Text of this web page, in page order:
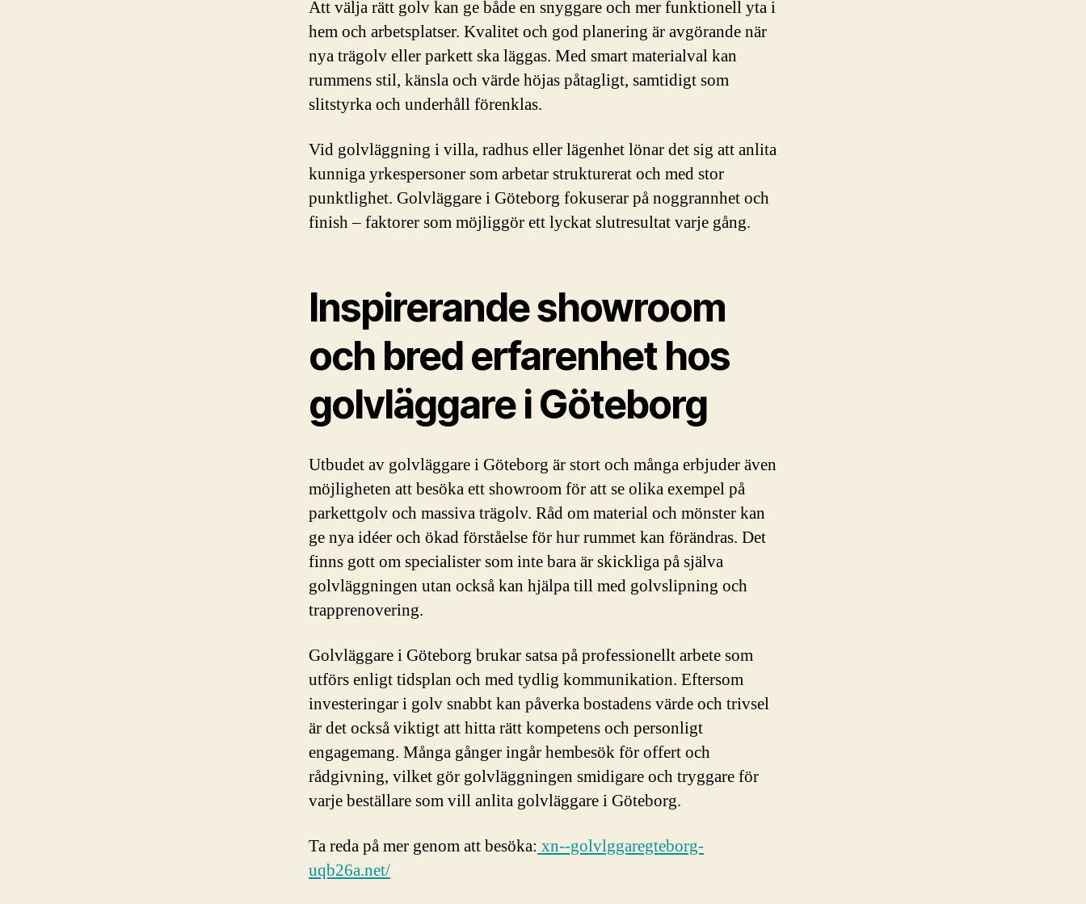
Att välja rätt golv kan ge både en snyggare och mer funktionell yta i
hem och arbetsplatser. Kvalitet och god planering är avgörande när
nya trägolv eller parkett ska läggas. Med smart materialval kan
rummens stil, känsla och värde höjas påtagligt, samtidigt som
slitstyrka och underhåll förenklas.
Vid golvläggning i villa, radhus eller lägenhet lönar det sig att anlita
kunniga yrkespersoner som arbetar strukturerat och med stor
punktlighet. Golvläggare i Göteborg fokuserar på noggrannhet och
finish – faktorer som möjliggör ett lyckat slutresultat varje gång.
Inspirerande showroom
och bred erfarenhet hos
golvläggare i Göteborg
Utbudet av golvläggare i Göteborg är stort och många erbjuder även
möjligheten att besöka ett showroom för att se olika exempel på
parkettgolv och massiva trägolv. Råd om material och mönster kan
ge nya idéer och ökad förståelse för hur rummet kan förändras. Det
finns gott om specialister som inte bara är skickliga på själva
golvläggningen utan också kan hjälpa till med golvslipning och
trapprenovering.
Golvläggare i Göteborg brukar satsa på professionellt arbete som
utförs enligt tidsplan och med tydlig kommunikation. Eftersom
investeringar i golv snabbt kan påverka bostadens värde och trivsel
är det också viktigt att hitta rätt kompetens och personligt
engagemang. Många gånger ingår hembesök för offert och
rådgivning, vilket gör golvläggningen smidigare och tryggare för
varje beställare som vill anlita golvläggare i Göteborg.
Ta reda på mer genom att besöka: xn--golvlggaregteborg-
uqb26a.net/